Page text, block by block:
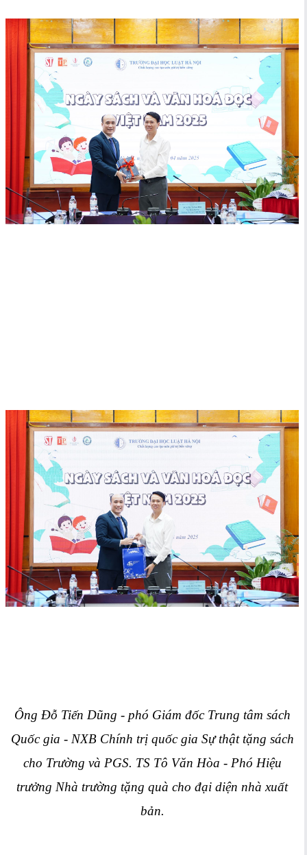
Ông Đỗ Tiến Dũng - phó Giám đốc Trung tâm sách
Quốc gia - NXB Chính trị quốc gia Sự thật tặng sách
cho Trường và PGS. TS Tô Văn Hòa - Phó Hiệu
trưởng Nhà trường tặng quà cho đại diện nhà xuất
bản.